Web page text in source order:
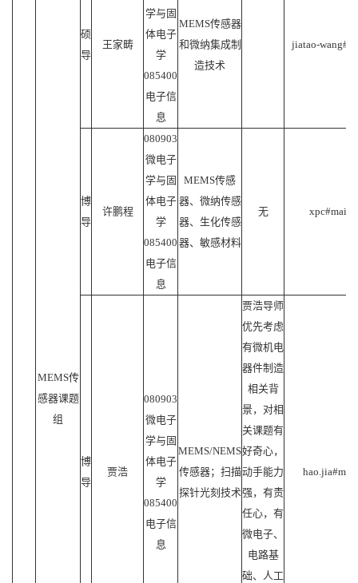
MEMS传
感器课题
组
硕
导
王家畴
学与固
体电子
学
085400
电子信
息
MEMS传感器
和微纳集成制
造技术
jiatao-
博
导
许鹏程
080903
微电子
学与固
体电子
学
085400
电子信
息
MEMS传感
器、微纳传感
器、生化传感
器、敏感材料
无
博
导
贾浩
080903
微电子
学与固
体电子
学
085400
电子信
息
MEMS/NEMS
传感器；扫描
探针光刻技术
贾浩导师
优先考虑
有微机电
器件制造
相关背
景，对相
关课题有
好奇心，
动手能力
强，有责
任心，有
微电子、
电路基
础、人工